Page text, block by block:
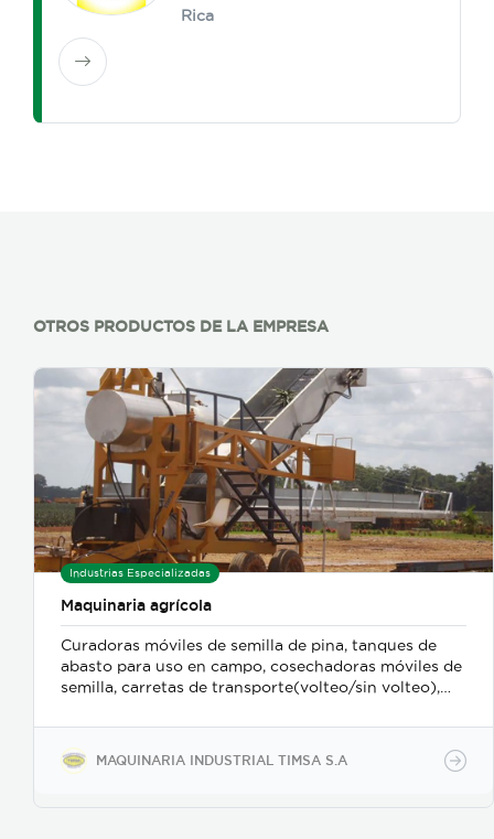
Rica
OTROS PRODUCTOS DE LA EMPRESA
Industrias Especializadas
Maquinaria agrícola
Curadoras móviles de semilla de pina, tanques de
abasto para uso en campo, cosechadoras móviles de
semilla, carretas de transporte(volteo/sin volteo),
industriales, tuberías sanitarias en acero inoxidable.
MAQUINARIA INDUSTRIAL TIMSA S.A